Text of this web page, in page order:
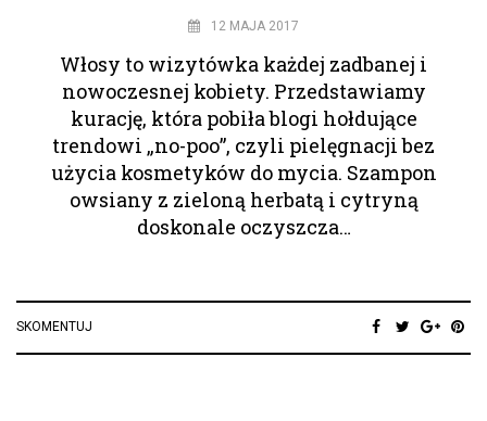
12 MAJA 2017
Włosy to wizytówka każdej zadbanej i
nowoczesnej kobiety. Przedstawiamy
kurację, która pobiła blogi hołdujące
trendowi „no-poo”, czyli pielęgnacji bez
użycia kosmetyków do mycia. Szampon
owsiany z zieloną herbatą i cytryną
doskonale oczyszcza…
SKOMENTUJ